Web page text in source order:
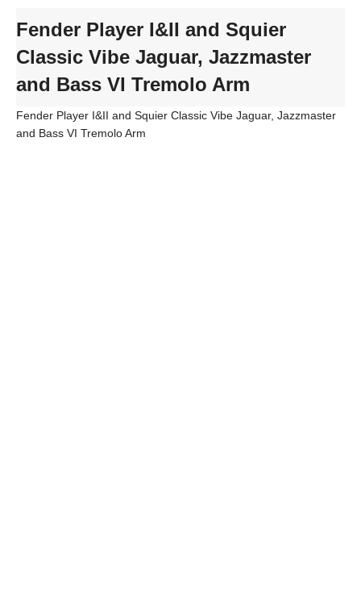
Fender Player I&II and Squier
Classic Vibe Jaguar, Jazzmaster
and Bass VI Tremolo Arm
Fender Player I&II and Squier Classic Vibe Jaguar, Jazzmaster
and Bass VI Tremolo Arm